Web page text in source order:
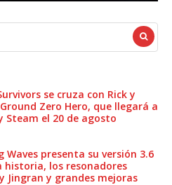
se cruza con Rick y
Zero Hero, que llegará a
Steam el 20 de agosto
Waves presenta su versión 3.6
historia, los resonadores
Jingran y grandes mejoras